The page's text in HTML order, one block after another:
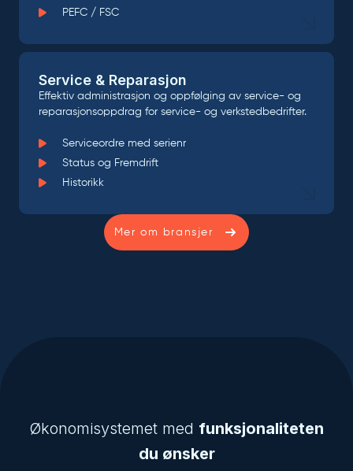
PEFC / FSC
Service & Reparasjon
Effektiv administrasjon og oppfølging av service- og
reparasjonsoppdrag for service- og verkstedbedrifter.
Serviceordre med serienr
Status og Fremdrift
Historikk
Mer om bransjer
Økonomisystemet med funksjonaliteten
du ønsker